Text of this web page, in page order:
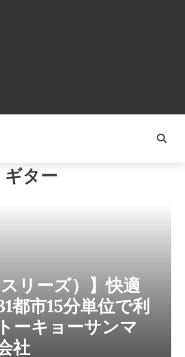
ター
リーズ）】快適
都市15分単位で利
ーキョーサンマ
社